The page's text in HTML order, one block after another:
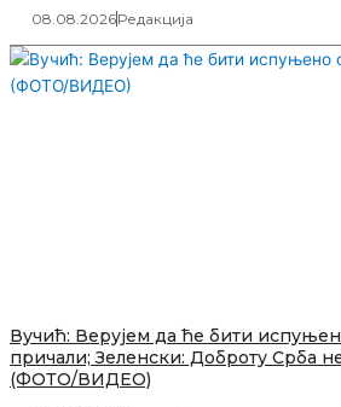
08.08.2026Редакција
Вучић: Верујем да ће бити
причали; Зеленски: Доброту Срба
(ФОТО/ВИДЕО)